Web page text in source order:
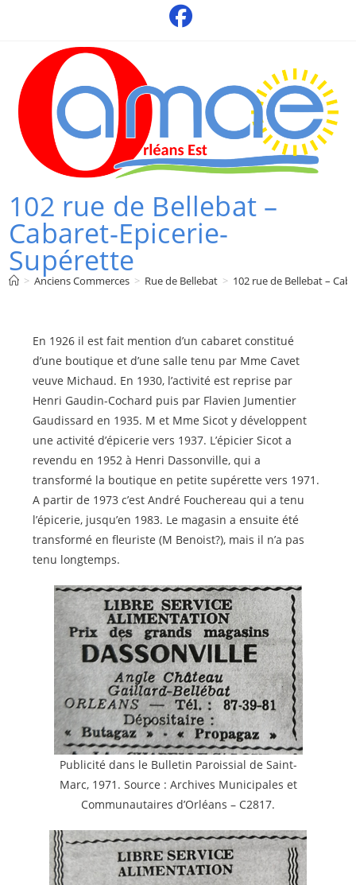
102 rue de Bellebat –
Cabaret-Epicerie-
Supérette
> Anciens Commerces > Rue de Bellebat > 102 rue de Bellebat –
En 1926 il est fait mention d’un cabaret constitué
d’une boutique et d’une salle tenu par Mme Cavet
veuve Michaud. En 1930, l’activité est reprise par
Henri Gaudin-Cochard puis par Flavien Jumentier
Gaudissard en 1935. M et Mme Sicot y développent
une activité d’épicerie vers 1937. L’épicier Sicot a
revendu en 1952 à Henri Dassonville, qui a
transformé la boutique en petite supérette vers 1971.
A partir de 1973 c’est André Fouchereau qui a tenu
l’épicerie, jusqu’en 1983. Le magasin a ensuite été
transformé en fleuriste (M Benoist?), mais il n’a pas
tenu longtemps.
Publicité dans le Bulletin Paroissial de Saint-
Marc, 1971. Source : Archives Municipales et
Communautaires d’Orléans – C2817.